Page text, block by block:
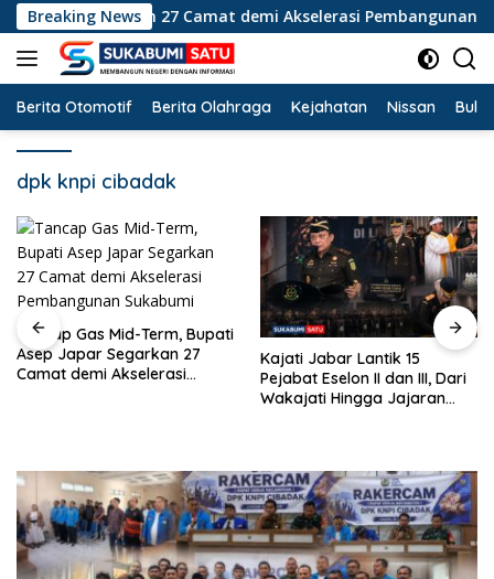
Langsung
ke
konten
Breaking News27 Camat demi Akselerasi Pembangunan Sukabumi
Berita Otomotif Berita Olahraga Kejahatan Nissan
dpk knpi cibadak
Kajati Jabar Lantik 15
Pejabat Eselon II dan III, Dari
Kebakaran Melalap Gunung
Cabe Cimaja Cikakak,
Kopdes Merah Putih